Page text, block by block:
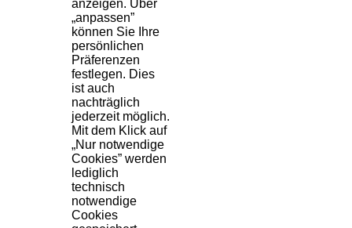
anzeigen. Über
„anpassen”
können Sie Ihre
persönlichen
Präferenzen
festlegen. Dies
ist auch
nachträglich
jederzeit möglich.
Mit dem Klick auf
„Nur notwendige
Cookies” werden
lediglich
technisch
notwendige
Cookies